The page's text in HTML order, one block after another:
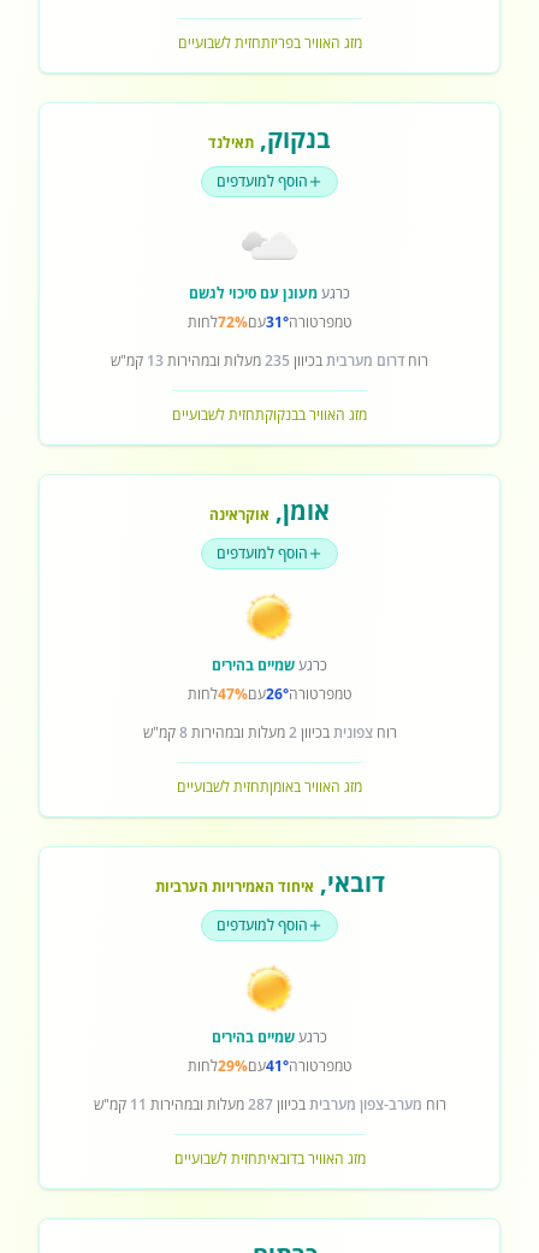
מזג האוויר בפריזתחזית לשבועיים
בנקוק, תאילנד
הוסף למועדפים
כרגעמעונן עם סיכוי לגשם
טמפרטורה31°עם72%לחות
רוח דרום מערביתבכיוון 235מעלות ובמהירות 13 קמ"ש
מזג האוויר בבנקוקתחזית לשבועיים
אומן, אוקראינה
הוסף למועדפים
כרגעשמיים בהירים
טמפרטורה26°עם47%לחות
רוחצפוניתבכיוון2מעלות ובמהירות8קמ"ש
מזג האוויר באומןתחזית לשבועיים
דובאי, איחוד האמירויות הערביות
הוסף למועדפים
כרגעשמיים בהירים
טמפרטורה41°עם29%לחות
רוח מערב-צפון מערביתבכיוון287מעלות ובמהירות 11 קמ"ש
מזג האוויר בדובאיתחזית לשבועיים